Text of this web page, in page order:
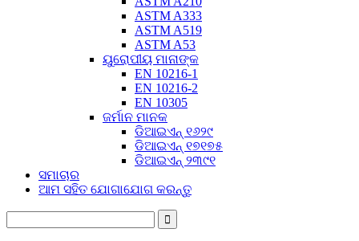
ASTM A333
ASTM A519
ASTM A53
ୟୁରୋପୀୟ ମାନାଙ୍କ
EN 10216-1
EN 10216-2
EN 10305
ଜର୍ମାନ ମାନକ
ଡିଆଇଏନ୍ ୧୬୨୯
ଡିଆଇଏନ୍ ୧୭୧୭୫
ଡିଆଇଏନ୍ ୨୩୯୧
ସମାଚାର
ଆମ ସହିତ ଯୋଗାଯୋଗ କରନ୍ତୁ